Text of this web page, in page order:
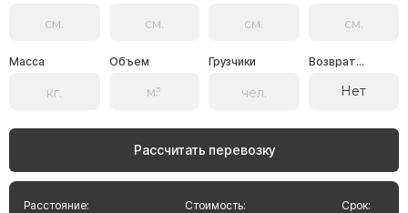
Масса Объем Грузчики Возврат...
Нет
Рассчитать перевозку
Стоимость:
Расстояние: Срок: